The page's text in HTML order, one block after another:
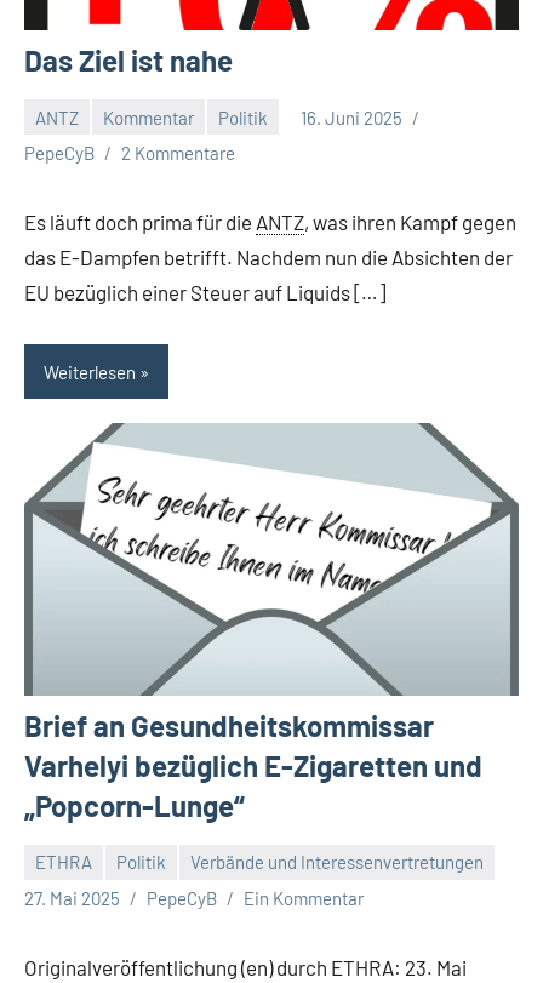
Das Ziel ist nahe
ANTZ Kommentar Politik
16. Juni 2025
PepeCyB
2 Kommentare
Es läuft doch prima für die ANTZ, was ihren Kampf gegen
das E-Dampfen betrifft. Nachdem nun die Absichten der
EU bezüglich einer Steuer auf Liquids […]
Weiterlesen
Brief an Gesundheitskommissar
Varhelyi bezüglich E-Zigaretten und
„Popcorn-Lunge“
ETHRA Politik
Verbände und Interessenvertretungen
27. Mai 2025
PepeCyB Ein Kommentar
Originalveröffentlichung (en) durch ETHRA: 23. Mai